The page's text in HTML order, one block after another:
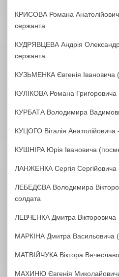
КРИСОВА Романа
сержанта
КУДРЯВЦЕВА Андрія
сержанта
КУЗЬМЕНКА Євгенія
КУЛІКОВА Романа
КУРБАТА Володимира
КУЦОГО Віталія
КУШНІРА Юрія Івановича
ЛАНЖЕНКА Сергія
ЛЕБЕДЄВА Володимира
солдата
ЛЕВЧЕНКА Дмитра
МАРКІНА Дмитра Васильовича
МАТВІЙЧУКА Віктора
МАХИНЮ Євгенія